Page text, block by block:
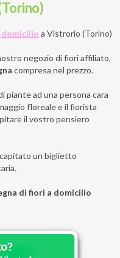
a Vistrorio (Torino)
negozio di fiori affiliato,
compresa nel prezzo.
piante ad una persona cara
floreale e il fiorista
il vostro pensiero
un biglietto
di fiori a domicilio